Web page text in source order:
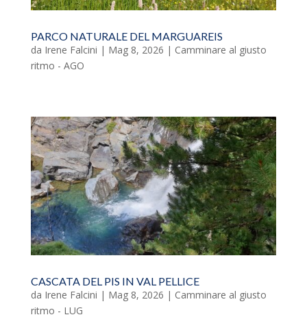
PARCO NATURALE DEL MARGUAREIS
da Irene Falcini | Mag 8, 2026 | Camminare al giusto
ritmo - AGO
CASCATA DEL PIS IN VAL PELLICE
da Irene Falcini | Mag 8, 2026 | Camminare al giusto
ritmo - LUG